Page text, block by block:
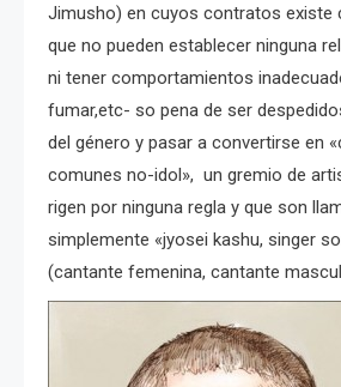
Jimusho) en cuyos contratos existe
que no pueden establecer ninguna
ni tener comportamientos
fumar,etc- so pena de ser
del género y pasar a convertirse en
comunes no-idol», un gremio de
rigen por ninguna regla y que son
simplemente «jyosei kashu, singer
(cantante femenina, cantante